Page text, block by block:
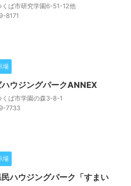
くば市研究学園6-51-12他
8171
場
ウジングパークANNEX
くば市学園の森3-8-1
7733
場
ハウジングパーク「すまい